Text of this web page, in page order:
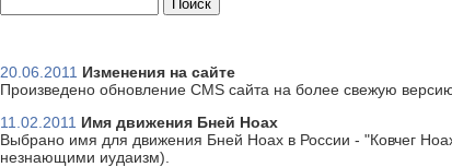
20.06.2011 Изменения на сайте
Произведено обновление CMS сайта на более свежую
11.02.2011 Имя движения Бней Ноах
Выбрано имя для движения Бней Ноах в России - "Ковчег
незнающими иудаизм).